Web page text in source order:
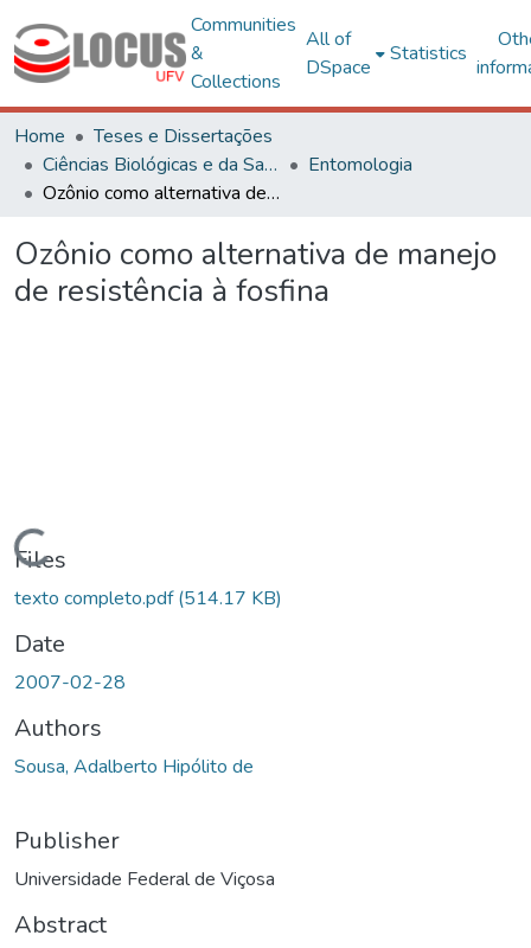
Communities
&
Collections
All of
DSpace
Statistics
Home
Teses e Dissertações
Ciências Biológicas e da Saúde
Entomologia
Ozônio como alternativa de manejo de resistência à fosfina
Ozônio como alternativa de manejo
de resistência à fosfina
Files
texto completo.pdf(514.17 KB)
Date
2007-02-28
Authors
Sousa, Adalberto Hipólito de
Publisher
Universidade Federal de Viçosa
Abstract